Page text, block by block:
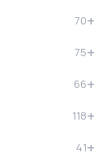
70+
75+
66+
118+
41+